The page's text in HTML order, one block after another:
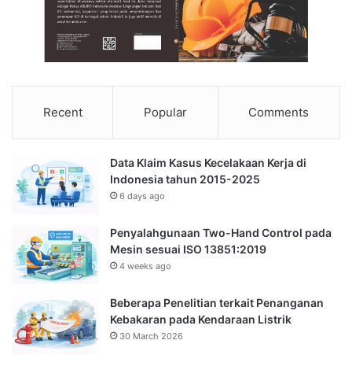
Recent Popular Comments
Data Klaim Kasus Kecelakaan Kerja di
Indonesia tahun 2015-2025
6 days ago
Penyalahgunaan Two-Hand Control pada
Mesin sesuai ISO 13851:2019
4 weeks ago
Beberapa Penelitian terkait Penanganan
Kebakaran pada Kendaraan Listrik
30 March 2026